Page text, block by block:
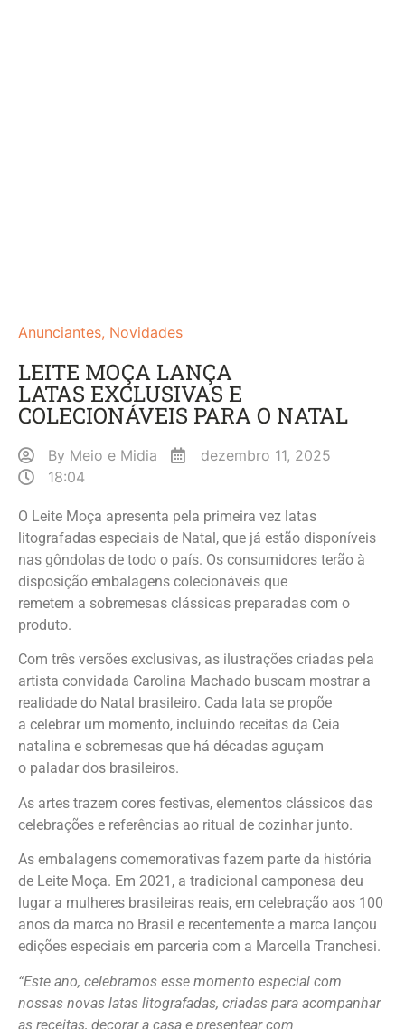
Anunciantes, Novidades
LEITE MOÇA LANÇA
LATAS EXCLUSIVAS E
COLECIONÁVEIS PARA O NATAL
By Meio e Midia
dezembro 11, 2025
18:04
O Leite Moça apresenta pela primeira vez latas
litografadas especiais de Natal, que já estão disponíveis
nas gôndolas de todo o país. Os consumidores terão à
disposição embalagens colecionáveis que
remetem a sobremesas clássicas preparadas com o
produto.
Com três versões exclusivas, as ilustrações criadas pela
artista convidada Carolina Machado buscam mostrar a
realidade do Natal brasileiro. Cada lata se propõe
a celebrar um momento, incluindo receitas da Ceia
natalina e sobremesas que há décadas aguçam
o paladar dos brasileiros.
As artes trazem cores festivas, elementos clássicos das
celebrações e referências ao ritual de cozinhar junto.
As embalagens comemorativas fazem parte da história
de Leite Moça. Em 2021, a tradicional camponesa deu
lugar a mulheres brasileiras reais, em celebração aos 100
anos da marca no Brasil e recentemente a marca lançou
edições especiais em parceria com a Marcella Tranchesi.
“Este ano, celebramos esse momento especial com
nossas novas latas litografadas, criadas para acompanhar
as receitas, decorar a casa e presentear com